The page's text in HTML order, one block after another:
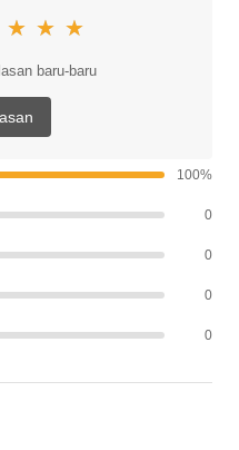
baru-baru
100%
0
0
0
0